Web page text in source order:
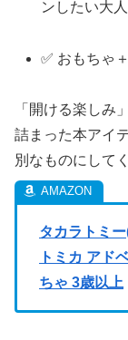
ンしたい大
✅ おもちゃ
「開ける楽しみ
詰まった本アイ
別なものにして
タカラトミ
トミカ アド
ちゃ 3歳以上